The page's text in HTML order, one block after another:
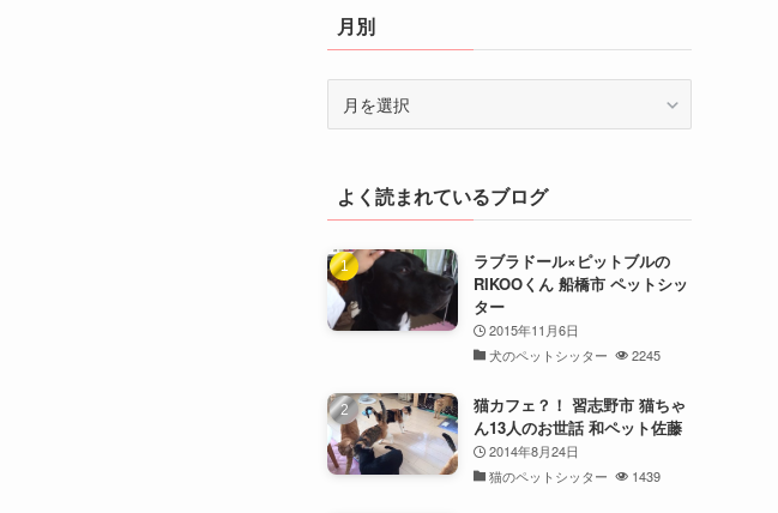
ー月別
よく読まれているブログ
ラブラドール×ピットブルの
RIKOOくん 船橋市 ペットシッ
ター
2015年11月6日
犬のペットシッター
2245
猫カフェ？！ 習志野市 猫ちゃ
ん13人のお世話 和ペット佐藤
2014年8月24日
猫のペットシッター
1439